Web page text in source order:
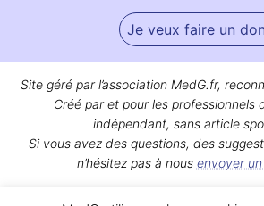
Je veux faire un
Site géré par l’association MedG.fr,
Créé par et pour les professionnels
indépendant, sans article
Si vous avez des questions, des
n’hésitez pas à nous envoyer